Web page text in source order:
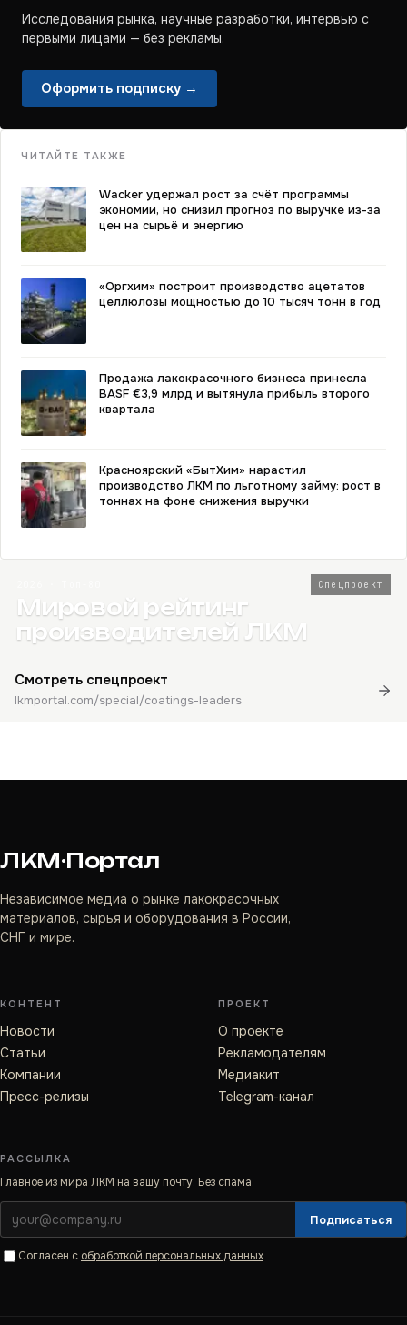
Исследования рынка, научные разработки, интервью с
первыми лицами — без рекламы.
Оформить подписку →
ЧИТАЙТЕ ТАКЖЕ
Wacker удержал рост за счёт программы
экономии, но снизил прогноз по выручке из-за
цен на сырьё и энергию
«Оргхим» построит производство ацетатов
целлюлозы мощностью до 10 тысяч тонн в год
Продажа лакокрасочного бизнеса принесла
BASF €3,9 млрд и вытянула прибыль второго
квартала
Красноярский «БытХим» нарастил
производство ЛКМ по льготному займу: рост в
тоннах на фоне снижения выручки
Спецпроект
Мировой рейтинг
производителей ЛКМ
Смотреть спецпроект
lkmportal.com/special/coatings-leaders
ЛКМ·Портал
Независимое медиа о рынке лакокрасочных
материалов, сырья и оборудования в России,
СНГ и мире.
КОНТЕНТ
Новости
Статьи
Компании
Пресс-релизы
ПРОЕКТ
О проекте
Рекламодателям
Медиакит
Telegram-канал
РАССЫЛКА
Главное из мира ЛКМ на вашу почту. Без спама.
Подписаться
Согласен с обработкой персональных данных.